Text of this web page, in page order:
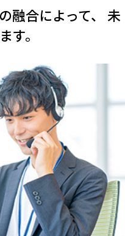
融合によって、 未
す。